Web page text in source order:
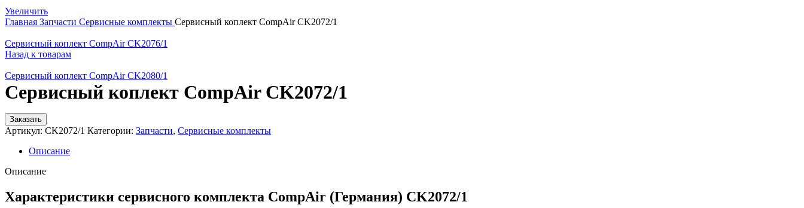
Увеличить
Главная Запчасти Сервисные комплекты Сервисный коплект CompAir CK2072/1
Сервисный коплект CompAir CK2076/1
Назад к товарам
Сервисный коплект CompAir CK2080/1
Сервисный коплект CompAir CK2072/1
Заказать
Артикул: CK2072/1 Категории: Запчасти, Сервисные комплекты
Описание
Описание
Характеристики сервисного комплекта CompAir (Германия) CK2072/1